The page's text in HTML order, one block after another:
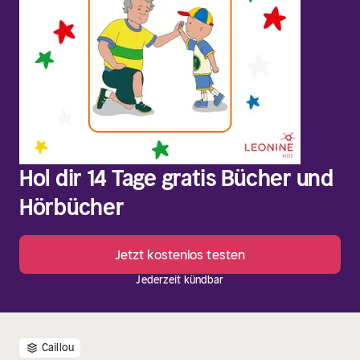
Hol dir 14 Tage gratis Bücher und
Hörbücher
Jetzt kostenlos testen
Jederzeit kündbar
Caillou